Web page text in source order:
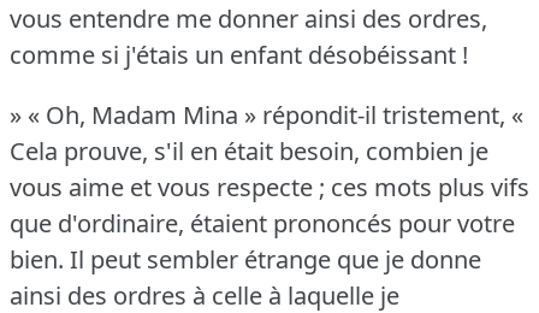
vous entendre me donner ainsi des ordres,
comme si j'étais un enfant désobéissant !
» « Oh, Madam Mina » répondit-il tristement, «
Cela prouve, s'il en était besoin, combien je
vous aime et vous respecte ; ces mots plus vifs
que d'ordinaire, étaient prononcés pour votre
bien. Il peut sembler étrange que je donne
ainsi des ordres à celle à laquelle je